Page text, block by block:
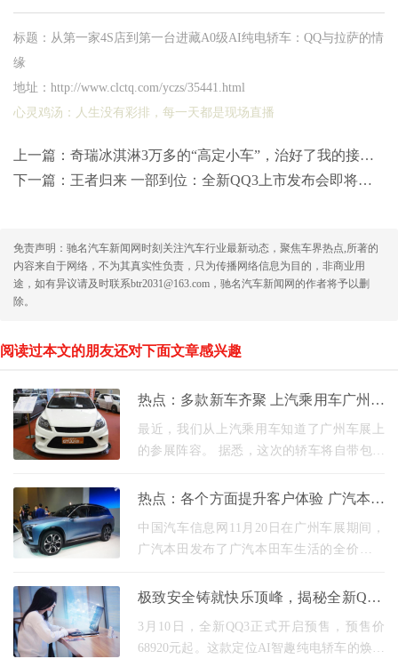
标题：从第一家4S店到第一台进藏A0级AI纯电轿车：QQ与拉萨的情
缘
地址：http://www.clctq.com/yczs/35441.html
心灵鸡汤：
人生没有彩排，每一天都是现场直播
上一篇： 奇瑞冰淇淋3万多的“高定小车”，治好了我的接娃焦虑
下一篇： 王者归来 一部到位：全新QQ3上市发布会即将启幕
免责声明：驰名汽车新闻网时刻关注汽车行业最新动态，聚焦车界热点,所著的
内容来自于网络，不为其真实性负责，只为传播网络信息为目的，非商业用
途，如有异议请及时联系btr2031@163.com，驰名汽车新闻网的作者将予以删
除。
阅读过本文的朋友还对下面文章感兴趣
热点：多款新车齐聚 上汽乘用车广州车
展阵容
最近，我们从上汽乘用车知道了广州车展上
的参展阵容。 据悉，这次的轿车将自带包括
辆(发售+出道)在内的多辆新车。 《新型荣威
热点：各个方面提升客户体验 广汽本田
新战术发布
中国汽车信息网11月20日在广州车展期间，
广汽本田发布了广汽本田车生活的全价值战
相激发梦想的力量，提供丰富的共创文化价
极致安全铸就快乐顶峰，揭秘全新QQ3
安全底气
3月10日，全新QQ3正式开启预售，预售价
68920元起。这款定位AI智趣纯电轿车的焕新